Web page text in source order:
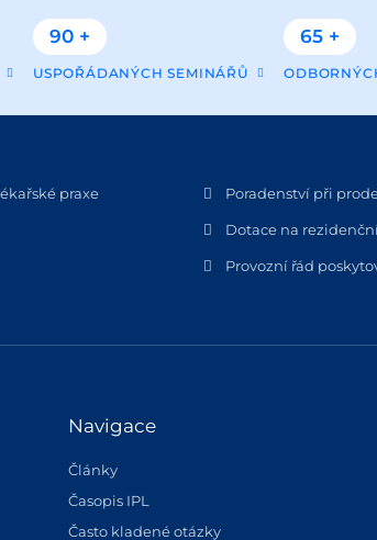
90 +
USPOŘÁDANÝCH SEMINÁŘŮ
65 +
praxe Poradenství při
Dotace na
Provozní řád
Navigace
Články
Časopis IPL
Často kladené otázky